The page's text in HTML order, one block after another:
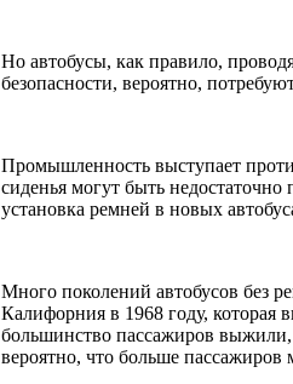
Но автобусы, как правило,
безопасности, вероятно,
Промышленность выступает
сиденья могут быть
установка ремней в новых
Много поколений автобусов без
Калифорния в 1968 году, которая
большинство пассажиров
вероятно, что больше